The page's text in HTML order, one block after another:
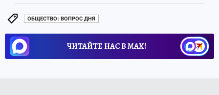
ОБЩЕСТВО: ВОПРОС ДНЯ
ЧИТАЙТЕ НАС В МАХ!